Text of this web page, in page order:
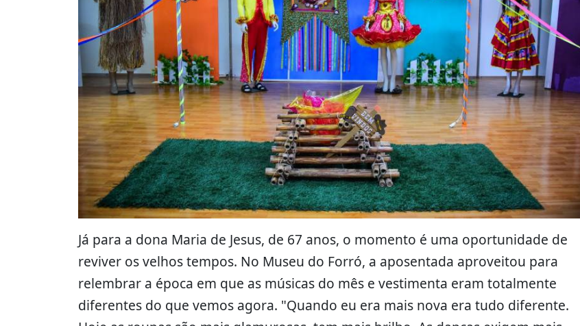
Já para a dona Maria de Jesus, de 67 anos, o momento é uma oportunidade de
reviver os velhos tempos. No Museu do Forró, a aposentada aproveitou para
relembrar a época em que as músicas do mês e vestimenta eram totalmente
diferentes do que vemos agora. "Quando eu era mais nova era tudo diferente.